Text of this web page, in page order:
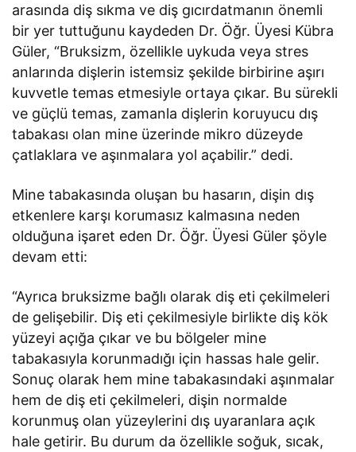
arasında diş sıkma ve diş gıcırdatmanın önemli
bir yer tuttuğunu kaydeden Dr. Öğr. Üyesi Kübra
Güler, “Bruksizm, özellikle uykuda veya stres
anlarında dişlerin istemsiz şekilde birbirine aşırı
kuvvetle temas etmesiyle ortaya çıkar. Bu sürekli
ve güçlü temas, zamanla dişlerin koruyucu dış
tabakası olan mine üzerinde mikro düzeyde
çatlaklara ve aşınmalara yol açabilir.” dedi.
Mine tabakasında oluşan bu hasarın, dişin dış
etkenlere karşı korumasız kalmasına neden
olduğuna işaret eden Dr. Öğr. Üyesi Güler şöyle
devam etti:
“Ayrıca bruksizme bağlı olarak diş eti çekilmeleri
de gelişebilir. Diş eti çekilmesiyle birlikte diş kök
yüzeyi açığa çıkar ve bu bölgeler mine
tabakasıyla korunmadığı için hassas hale gelir.
Sonuç olarak hem mine tabakasındaki aşınmalar
hem de diş eti çekilmeleri, dişin normalde
korunmuş olan yüzeylerini dış uyaranlara açık
hale getirir. Bu durum da özellikle soğuk, sıcak,